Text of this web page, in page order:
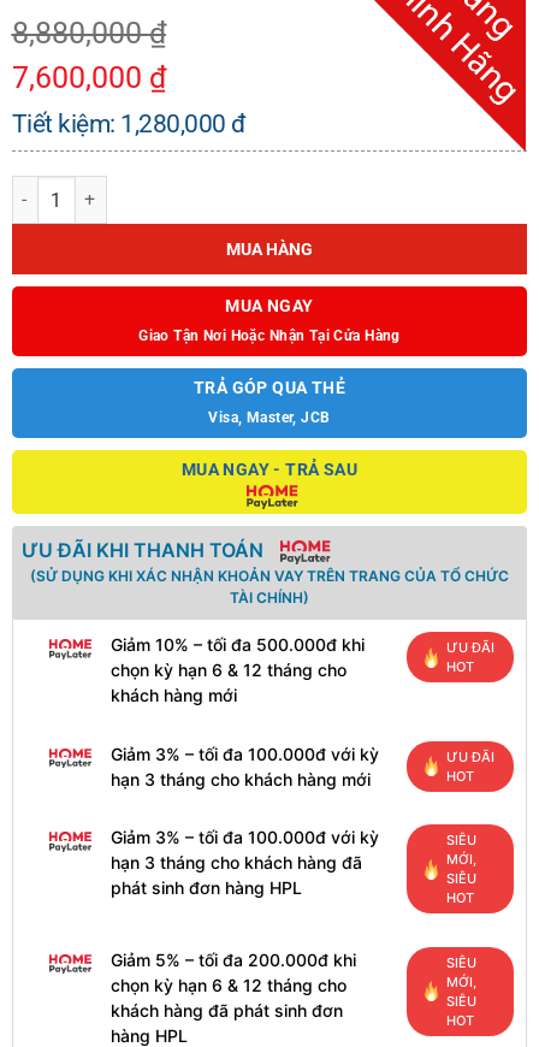
8,880,000₫
7,600,000 ₫
Tiết kiệm: 1,280,000 đ
CHẬU RỬA KAFF KF - HM8245C-B số lượng
MUA HÀNG
MUA NGAY
Giao Tận Nơi Hoặc Nhận Tại Cửa Hàng
TRẢ GÓP QUA THẺ
Visa, Master, JCB
MUA NGAY - TRẢ SAU
ƯU ĐÃI KHI THANH TOÁN
(SỬ DỤNG KHI XÁC NHẬN KHOẢN VAY TRÊN TRANG CỦA TỔ CHỨC
TÀI CHÍNH)
Giảm 10% – tối đa 500.000đ khi
chọn kỳ hạn 6 & 12 tháng cho
khách hàng mới
ƯU ĐÃI
HOT
Giảm 3% – tối đa 100.000đ với kỳ
hạn 3 tháng cho khách hàng mới
ƯU ĐÃI
HOT
Giảm 3% – tối đa 100.000đ với kỳ
hạn 3 tháng cho khách hàng đã
phát sinh đơn hàng HPL
SIÊU
MỚI,
SIÊU
HOT
Giảm 5% – tối đa 200.000đ khi
chọn kỳ hạn 6 & 12 tháng cho
khách hàng đã phát sinh đơn
hàng HPL
SIÊU
MỚI,
SIÊU
HOT